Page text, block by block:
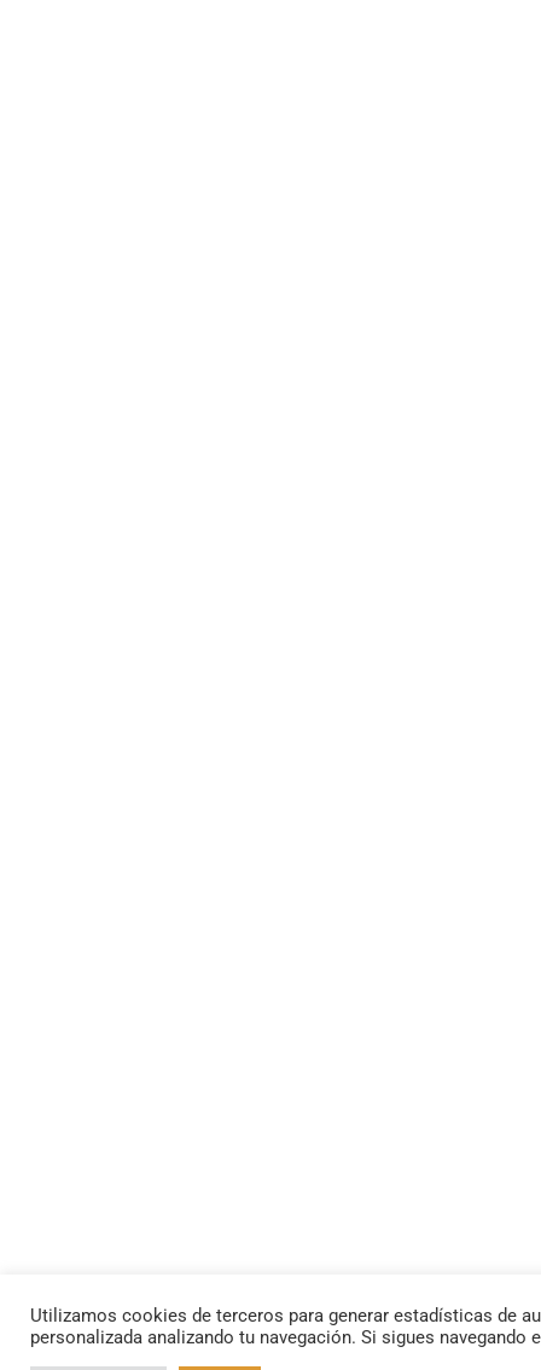
Utilizamos cookies de terceros para generar estadísticas de
personalizada analizando tu navegación. Si sigues navegando